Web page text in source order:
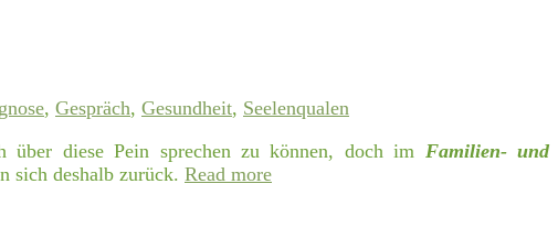
, Gespräch, Gesundheit, Seelenqualen
diese Pein sprechen zu können, doch im Familien- und
sich deshalb zurück. Read more